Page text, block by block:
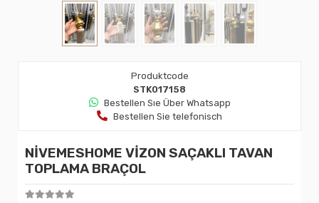
Produktcode
STK017158
Bestellen Sıe Über Whatsapp
Bestellen Sie telefonisch
NİVEMESHOME VİZON SAÇAKLI TAVAN
TOPLAMA BRAÇOL